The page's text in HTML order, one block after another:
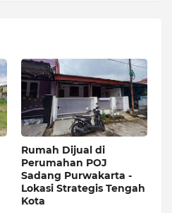
Rumah Dijual di
Perumahan POJ
Sadang Purwakarta -
Lokasi Strategis Tengah
Kota